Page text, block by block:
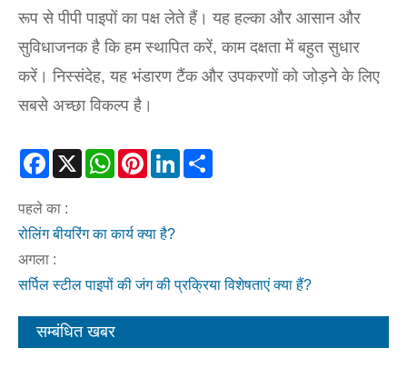
रूप से पीपी पाइपों का पक्ष लेते हैं। यह हल्का और आसान और
सुविधाजनक है कि हम स्थापित करें, काम दक्षता में बहुत सुधार
करें। निस्संदेह, यह भंडारण टैंक और उपकरणों को जोड़ने के लिए
सबसे अच्छा विकल्प है।
Facebook
X WhatsAppPinterestLinkedIn
पहले का :
रोलिंग बीयरिंग का कार्य क्या है?
अगला :
सर्पिल स्टील पाइपों की जंग की प्रक्रिया विशेषताएं क्या हैं?
सम्बंधित खबर